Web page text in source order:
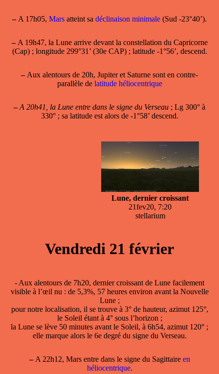
–A 17h05, Mars atteint sa déclinaison minimale (Sud -23°40’).
–A 19h47, la Lune arrive devant la constellation du Capricorne
(Cap) ; longitude 299°31’ (30e CAP) ; latitude -1°56’, descend.
–Aux alentours de 20h, Jupiter et Saturne sont en contre-
parallèle de latitude héliocentrique
– A 20h41, la Lune entre dans le signe du Verseau ; Lg 300° à
330° ; sa latitude est alors de -1°58’ descend.
Lune, dernier croissant
21fev20, 7:20
stellarium
Vendredi 21 février
- Aux alentours de 7h20, dernier croissant de Lune facilement
visible à l’œil nu : de 5,3%, 57 heures environ avant la Nouvelle
Lune ;
pour notre localisation, il se trouve à 3° de hauteur, azimut 125°,
le Soleil étant à 4° sous l’horizon ;
la Lune se lève 50 minutes avant le Soleil, à 6h54, azimut 120° ;
elle marque alors le 6e degré du signe du Verseau.
–A 22h12, Mars entre dans le signe du Sagittaire en
héliocentrique.